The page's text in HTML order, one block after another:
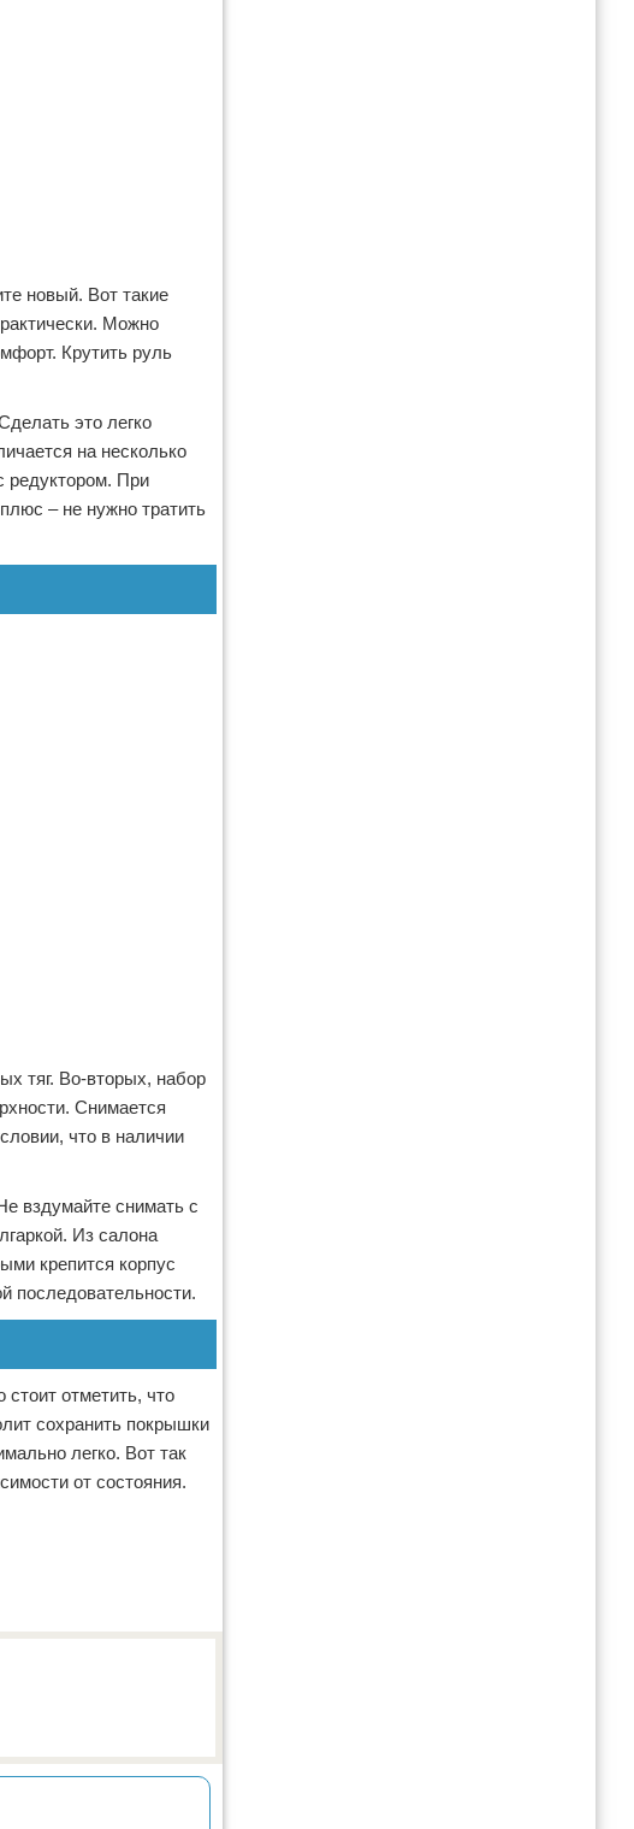
новый. Вот такие
Можно
Крутить руль
это легко
на несколько
редуктором. При
– не нужно тратить
тяг. Во-вторых, набор
Снимается
что в наличии
вздумайте снимать с
Из салона
крепится корпус
последовательности.
стоит отметить, что
сохранить покрышки
легко. Вот так
от состояния.